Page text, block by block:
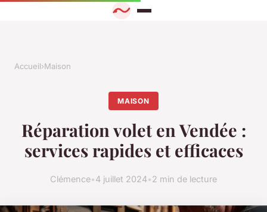
Accueil›Maison
MAISON
Réparation volet en Vendée :
services rapides et efficaces
Clémence•4 juillet 2024•2 min de lecture